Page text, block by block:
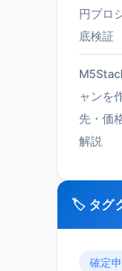
円プロ
底検証
ャンを
先・価
解説
🏷️ タグ
確定